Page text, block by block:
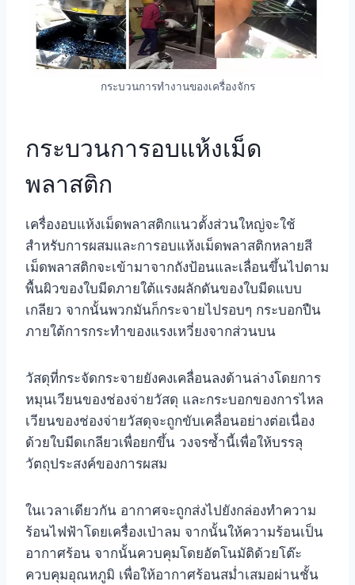
กระบวนการทำงานของเครื่องจักร
กระบวนการอบแห้งเม็ด
พลาสติก
เครื่องอบแห้งเม็ดพลาสติกแนวตั้งส่วนใหญ่จะใช้
สำหรับการผสมและการอบแห้งเม็ดพลาสติกหลายสี
เม็ดพลาสติกจะเข้ามาจากถังป้อนและเลื่อนขึ้นไปตาม
พื้นผิวของใบมีดภายใต้แรงผลักดันของใบมีดแบบ
เกลียว จากนั้นพวกมันก็กระจายไปรอบๆ กระบอกปืน
ภายใต้การกระทำของแรงเหวี่ยงจากส่วนบน
วัสดุที่กระจัดกระจายยังคงเคลื่อนลงด้านล่างโดยการ
หมุนเวียนของช่องจ่ายวัสดุ และกระบอกของการไหล
เวียนของช่องจ่ายวัสดุจะถูกขับเคลื่อนอย่างต่อเนื่อง
ด้วยใบมีดเกลียวเพื่อยกขึ้น วงจรซ้ำนี้เพื่อให้บรรลุ
วัตถุประสงค์ของการผสม
ในเวลาเดียวกัน อากาศจะถูกส่งไปยังกล่องทำความ
ร้อนไฟฟ้าโดยเครื่องเป่าลม จากนั้นให้ความร้อนเป็น
อากาศร้อน จากนั้นควบคุมโดยอัตโนมัติด้วยโต๊ะ
ควบคุมอุณหภูมิ เพื่อให้อากาศร้อนสม่ำเสมอผ่านชั้น